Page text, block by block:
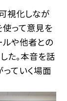
視化しなが
使って意見を
ルや他者との
た。本音を話
ていく場面